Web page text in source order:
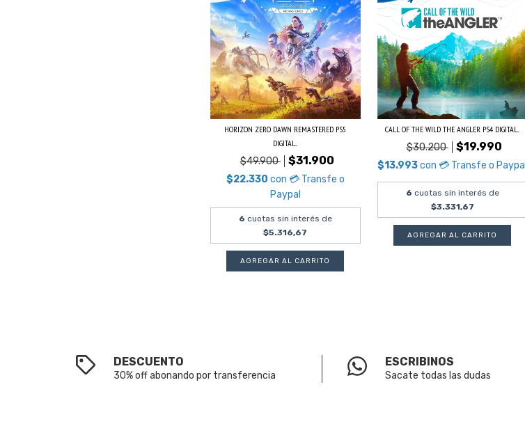
HORIZON ZERO DAWN REMASTERED PS5
DIGITAL...
$49.900 $31.900
$22.330 con 💳 Transfe o
Paypal
6 cuotas sin interés de
$5.316,67
CALL OF THE WILD THE ANGLER PS4 DIGITAL...
$30.200 $19.990
$13.993con 💳 Transfe o Paypal
6 cuotas sin interés de
$3.331,67
DESCUENTO
30% off abonando por transferencia
ESCRIBINOS
Sacate todas las dudas